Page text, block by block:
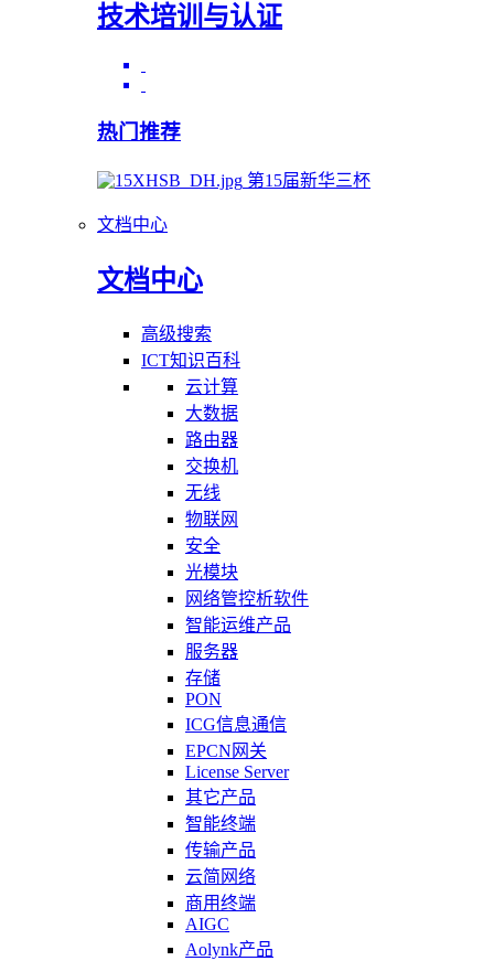
技术培训与认证
热门推荐
第15届新华三杯
文档中心
文档中心
高级搜索
ICT知识百科
云计算
大数据
路由器
交换机
无线
物联网
安全
光模块
网络管控析软件
智能运维产品
服务器
存储
PON
ICG信息通信
EPCN网关
License Server
其它产品
智能终端
传输产品
云简网络
商用终端
AIGC
Aolynk产品